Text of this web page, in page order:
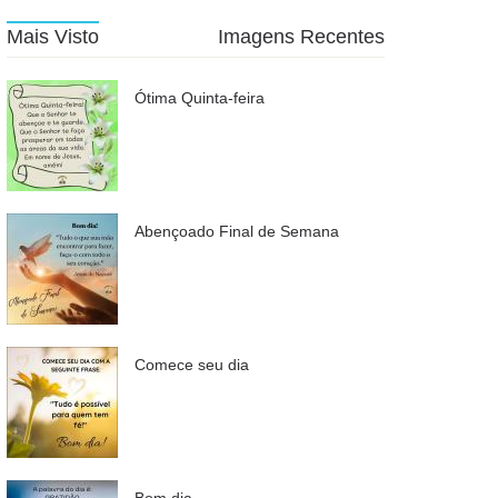
Mais Visto Imagens Recentes
Ótima Quinta-feira
Abençoado Final de Semana
Comece seu dia